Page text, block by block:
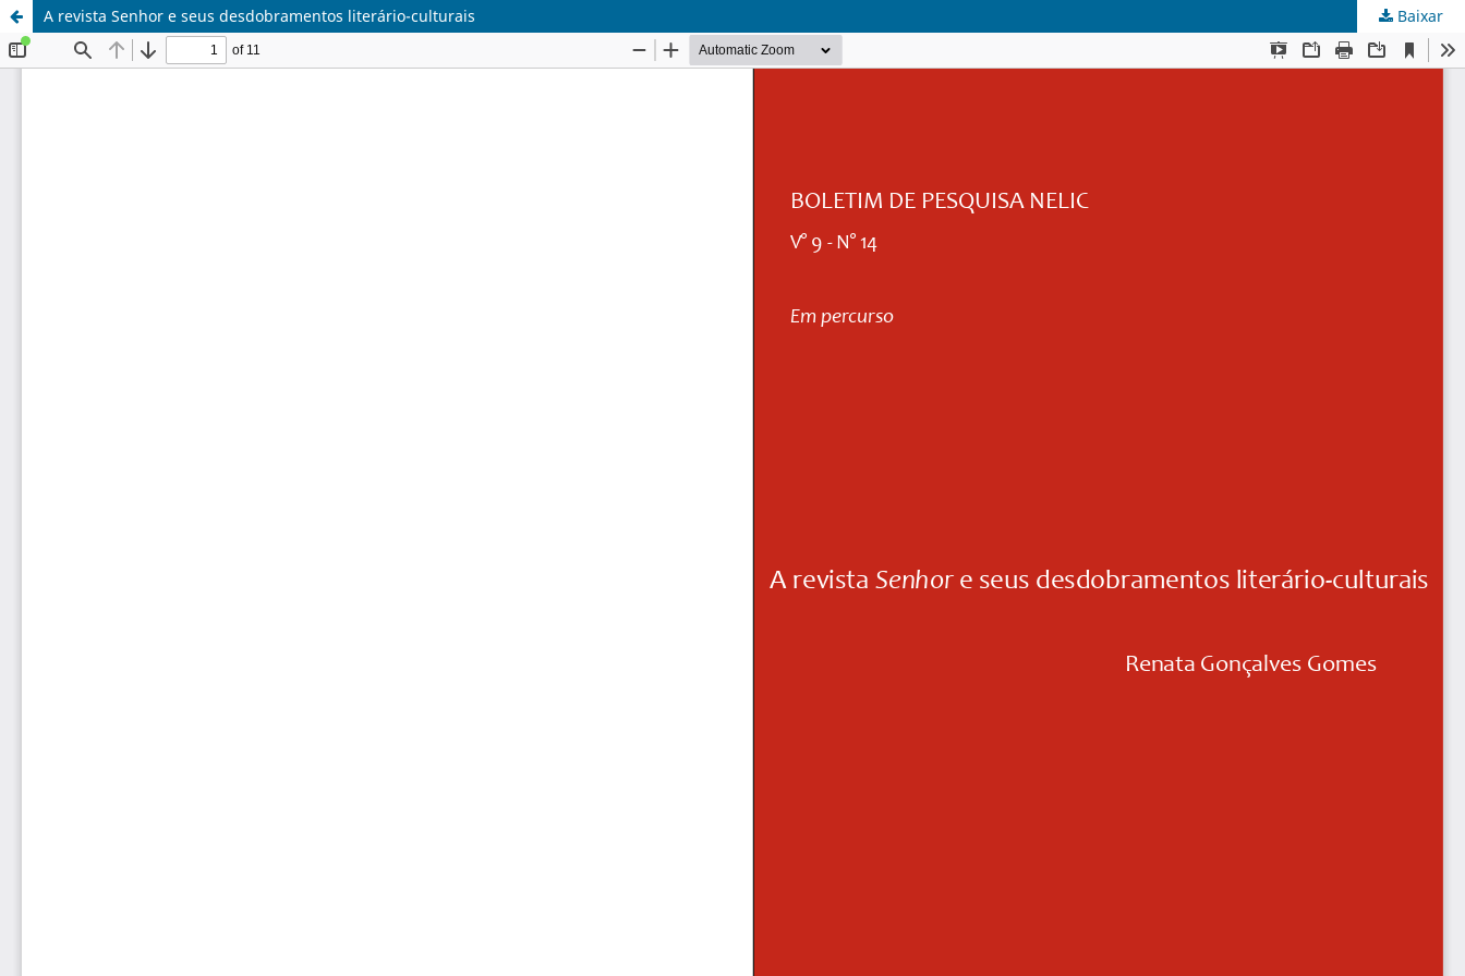
A revista Senhor e seus desdobramentos literário-culturais Baixar